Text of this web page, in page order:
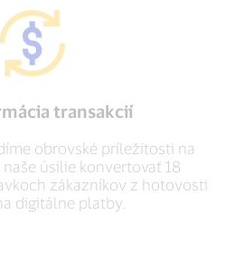
transakcií
obrovské príležitosti na
úsilie konvertovať 18
zákazníkov z hotovosti
digitálne platby.